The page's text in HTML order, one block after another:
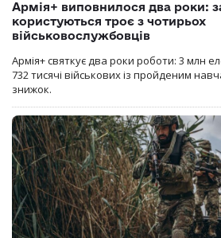
Армія+ виповнилося два роки:
користуються троє з чотирьох
військовослужбовців
Армія+ святкує два роки роботи: 3 млн
732 тисячі військових із пройденим
знижок.